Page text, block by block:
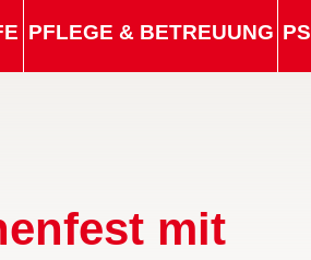
PFLEGE & BETREUUNG
mit